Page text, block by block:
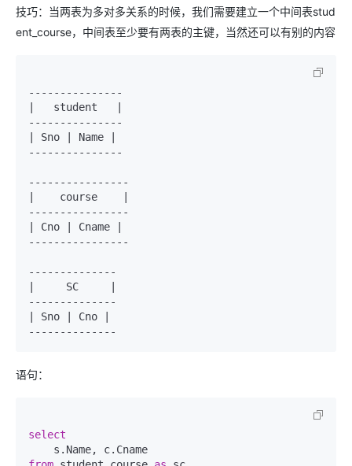
技巧：当两表为多对多关系的时候，我们需要建立一个中间表stud
ent_course，中间表至少要有两表的主键，当然还可以有别的内容
---------------
|   student   |
---------------
| Sno | Name |
---------------
----------------
|    course    |
----------------
| Cno | Cname |
----------------
--------------
|     SC     |
--------------
| Sno | Cno |
语句：
select